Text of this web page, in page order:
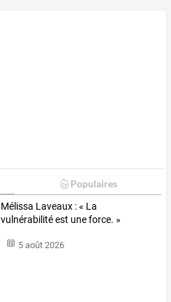
Populaires
Mélissa Laveaux : « La
vulnérabilité est une force. »
5 août 2026